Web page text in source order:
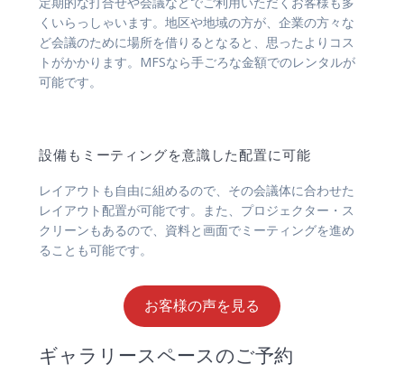
くいらっしゃいます。地区や地域の方が、企業の方々な
ど会議のために場所を借りるとなると、思ったよりコス
トがかかります。MFSなら手ごろな金額でのレンタルが
可能です。
設備もミーティングを意識した配置に可能
レイアウトも自由に組めるので、その会議体に合わせた
レイアウト配置が可能です。また、プロジェクター・ス
クリーンもあるので、資料と画面でミーティングを進め
ることも可能です。
お客様の声を見る
ギャラリースペースのご予約